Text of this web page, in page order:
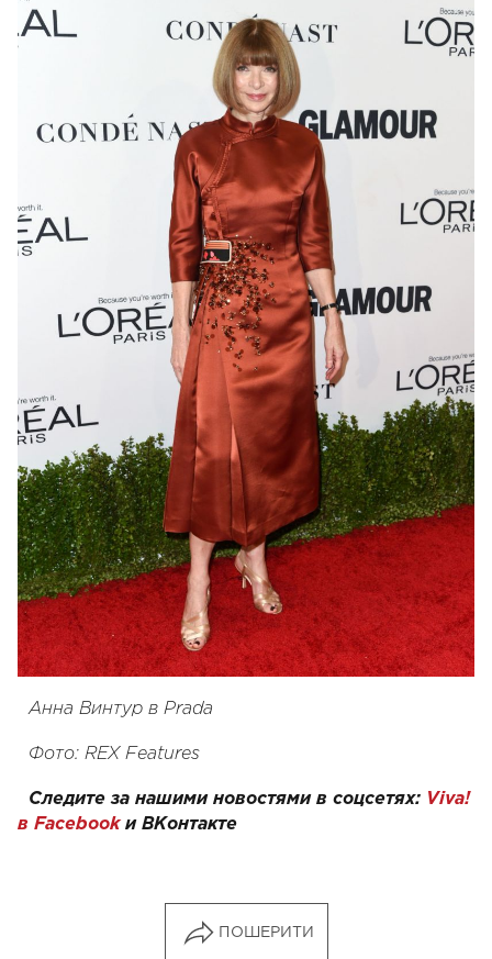
Анна Винтур в Prada
Фото: REX Features
Следите за нашими новостями в соцсетях: Viva!
в Facebookи ВКонтакте
ПОШЕРИТИ